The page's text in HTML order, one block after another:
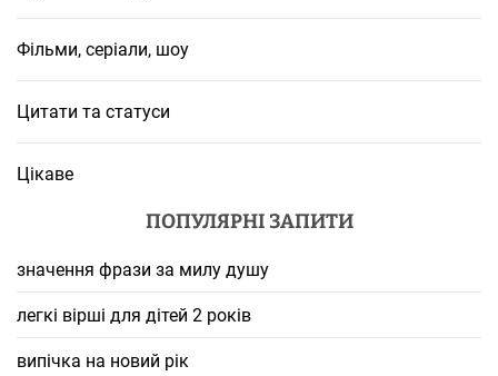
Фільми, серіали, шоу
Цитати та статуси
Цікаве
ПОПУЛЯРНІ ЗАПИТИ
значення фрази за милу душу
легкі вірші для дітей 2 років
випічка на новий рік